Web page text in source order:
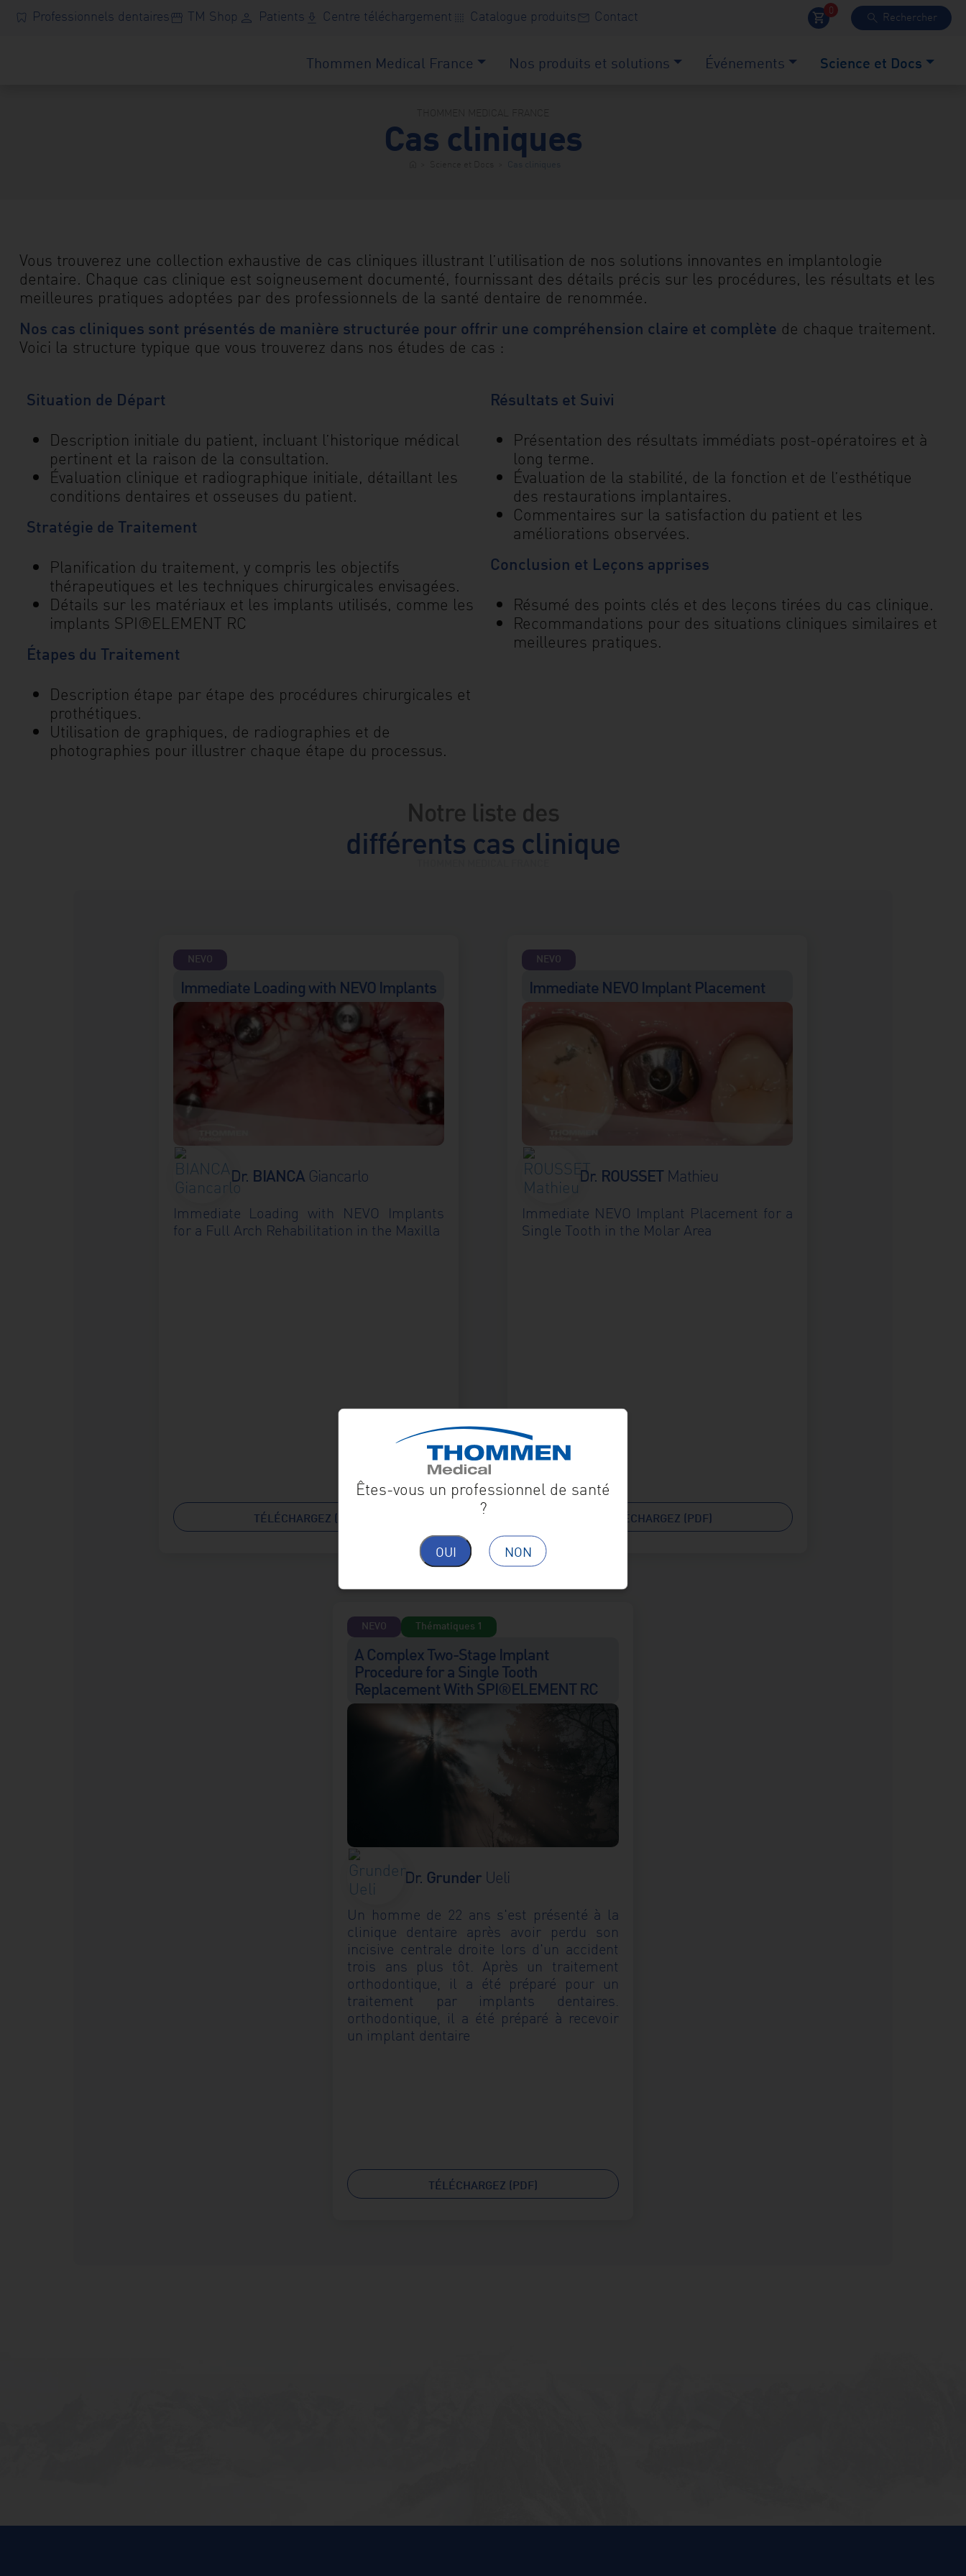
Skip
dentistry Professionnels dentairesstorefront TM Shop person Patients download_2 Centre téléchargement transition_dissolve Catalogue produitsmail Contact shopping_cart 0 search Rechercher
Thommen Medical France Nos produits et solutions Événements Science et Docs
Cas cliniques
Vous trouverez une collection exhaustive de cas cliniques illustrant l’utilisation de nos solutions innovantes en implantologie
dentaire. Chaque cas clinique est soigneusement documenté, fournissant des détails précis sur les procédures, les résultats et les
meilleures pratiques adoptées par des professionnels de la santé dentaire de renommée.
Nos cas cliniques sont présentés de manière structurée pour offrir une compréhension claire et complète de chaque traitement.
Voici la structure typique que vous trouverez dans nos études de cas :
Situation de Départ
Description initiale du patient, incluant l’historique médical
pertinent et la raison de la consultation.
Évaluation clinique et radiographique initiale, détaillant les
conditions dentaires et osseuses du patient.
Stratégie de Traitement
Planification du traitement, y compris les objectifs
thérapeutiques et les techniques chirurgicales envisagées.
Détails sur les matériaux et les implants utilisés, comme les
implants SPI®ELEMENT RC
Étapes du Traitement
Description étape par étape des procédures chirurgicales et
prothétiques.
Utilisation de graphiques, de radiographies et de
photographies pour illustrer chaque étape du processus.
Résultats et Suivi
Présentation des résultats immédiats post-opératoires et à
long terme.
Évaluation de la stabilité, de la fonction et de l’esthétique
des restaurations implantaires.
Commentaires sur la satisfaction du patient et les
améliorations observées.
Conclusion et Leçons apprises
Résumé des points clés et des leçons tirées du cas clinique.
Recommandations pour des situations cliniques similaires et
meilleures pratiques.
Notre liste des
différents cas clinique
NEVO
Immediate Loading with NEVO Implants
Dr. BIANCAGiancarlo
Immediate Loading with NEVO Implants
for a Full Arch Rehabilitation in the Maxilla
TÉLÉCHARGEZ (PDF)
NEVO
Immediate NEVO Implant Placement
Dr. ROUSSETMathieu
Immediate NEVO Implant Placement for a
Single Tooth in the Molar Area
TÉLÉCHARGEZ (PDF)
NEVO Thématiques 1
A Complex Two-Stage Implant
Procedure for a Single Tooth
Replacement With SPI®ELEMENT RC
Dr. Grunder Ueli
Un homme de 22 ans s'est présenté à la
clinique dentaire après avoir perdu son
incisive centrale droite lors d'un accident
trois ans plus tôt. Après un traitement
orthodontique, il a été préparé pour un
traitement par implants dentaires.
orthodontique, il a été préparé à recevoir
un implant dentaire
TÉLÉCHARGEZ (PDF)
Centre
transition_dissolve
mail
Medical
France
Nos
produits
solutions
Événements
Science
Êtes-vous un professionnel de santé
?
OUI NON